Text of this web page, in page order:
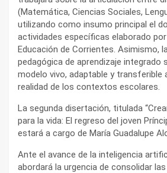
(Matemática, Ciencias Sociales,
utilizando como insumo principal el
actividades específicas elaborado
Educación de Corrientes. Asimismo,
pedagógica de aprendizaje integrado
modelo vivo, adaptable y transferible
realidad de los contextos escolares.
La segunda disertación, titulada
para la vida: El regreso del joven
estará a cargo de María Guadalupe
Ante el avance de la inteligencia
abordará la urgencia de consolidar